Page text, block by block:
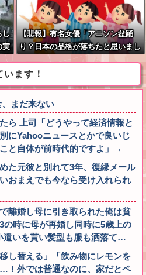
し
実
【悲報】有名女優「アニソン盆踊
り？日本の品格が落ちたと思いまし
ます！
、まだ来ない
ら 上司「どうやって経済情報と
にYahooニュースとかで良いじ
と自体が前時代的ですよ」→
た元彼と別れて3年、復縁メール
おまえでも今なら受け入れられ
離婚し母に引き取られた俺は貧
の時に母が再婚し同時に5歳上の
遣いを貰い髪型も服も洒落て…
し替える」「飲み物にレモンを
！外では普通なのに、家だとペ